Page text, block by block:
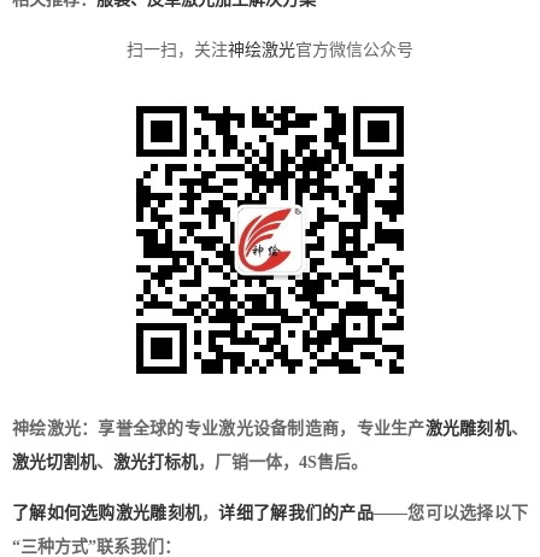
扫一扫，关注神绘激光官方微信公众号
神绘激光：享誉全球的专业激光设备制造商，专业生产激光雕刻机、
激光切割机、 激光打标机，厂销一体，4S售后。
了解如何选购激光雕刻机，详细了解我们的产品——您可以选择以下
“三种方式”联系我们：